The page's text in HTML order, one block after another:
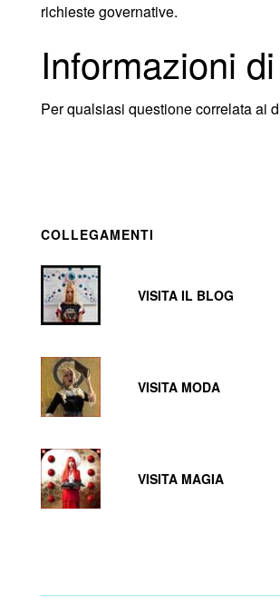
richieste governative.
Informazioni
Per qualsiasi questione correlata ai
COLLEGAMENTI
VISITA IL BLOG
VISITA MODA
VISITA MAGIA